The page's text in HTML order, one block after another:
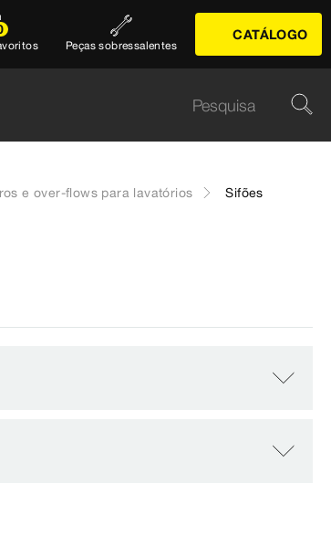
Peças sobressalentes
CATÁLOGO
e over-flows para lavatórios Sifões